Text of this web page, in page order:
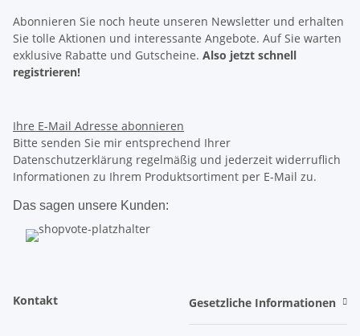
Abonnieren Sie noch heute unseren Newsletter und erhalten
Sie tolle Aktionen und interessante Angebote. Auf Sie warten
exklusive Rabatte und Gutscheine. Also jetzt schnell
registrieren!
Ihre E-Mail Adresse abonnieren
Bitte senden Sie mir entsprechend Ihrer
Datenschutzerklärung regelmäßig und jederzeit widerruflich
Informationen zu Ihrem Produktsortiment per E-Mail zu.
Das sagen unsere Kunden:
Kontakt Gesetzliche Informationen